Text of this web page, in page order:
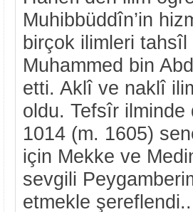
Muhibbüddîn’in
birçok ilimleri
Muhammed bin
etti. Aklî ve naklî
oldu. Tefsîr
1014 (m. 1605)
için Mekke ve
sevgili
etmekle